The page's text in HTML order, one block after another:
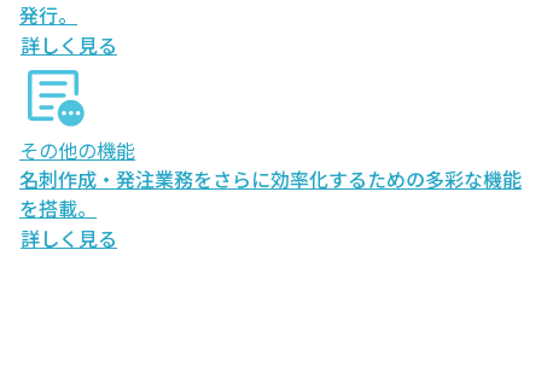
発行。
詳しく見る
その他の機能
名刺作成・発注業務をさらに効率化するための多彩な機能
を搭載。
詳しく見る